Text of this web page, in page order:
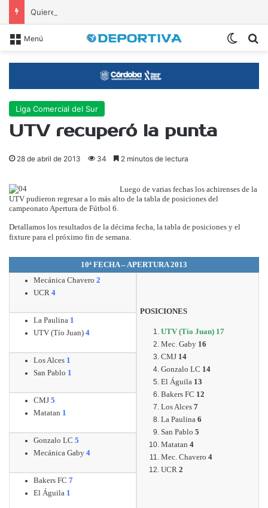
Quiere revertir la primer derrota
Menú
Liga Comercial del Sur
UTV recuperó la punta
28 de abril de 2013 34 2 minutos de lectura
Luego de varias fechas los achirenses de la
UTV pudieron regresar a lo más alto de la tabla de posiciones del
campeonato Apertura de Fútbol 6.
Detallamos los resultados de la décima fecha, la tabla de posiciones y el
fixture para el próximo fin de semana.
10ª FECHA – APERTURA 2013
Mecánica Chavero 2
UCR 4
POSICIONES
UTV (Tío Juan) 17
Mec. Gaby 16
CMJ 14
Gonzalo LC 14
El Águila 13
Bakers FC 12
Los Alces 7
La Paulina 6
San Pablo 5
Matatan 4
Mec. Chavero 4
UCR 2
La Paulina 1
UTV (Tío Juan) 4
Los Alces 1
San Pablo 1
CMJ 5
Matatan 1
Gonzalo LC 5
Mecánica Gaby 4
Bakers FC 7
El Águila 1